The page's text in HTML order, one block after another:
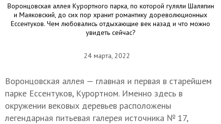
Воронцовская аллея Курортного парка, по которой гуляли Шаляпин
и Маяковский, до сих пор хранит романтику дореволюционных
Ессентуков. Чем любовались отдыхающие век назад и что можно
увидеть сейчас?
24 марта, 2022
Воронцовская аллея — главная и первая в старейшем
парке Ессентуков, Курортном. Именно здесь в
окружении вековых деревьев расположены
легендарная питьевая галерея источника № 17,